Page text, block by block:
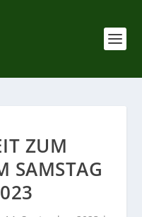
ZUM
SAMSTAG